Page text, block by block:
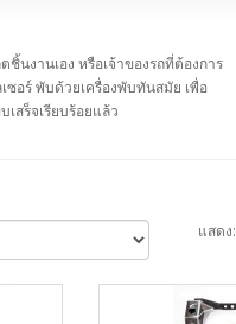
นงานเอง หรือเจ้าของรถที่ต้องการ
อร์ พับด้วยเครื่องพับทันสมัย เพื่อ
สร็จเรียบร้อยแล้ว
แสดง: